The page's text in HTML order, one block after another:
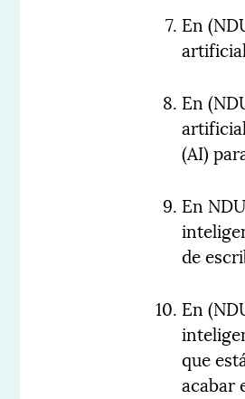
En
En
(AI)
En
de
En
que
acabar